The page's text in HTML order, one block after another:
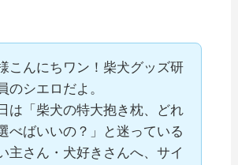
こんにちワン！柴犬グッズ研
のシエロだよ。
は「柴犬の特大抱き枕、どれ
べばいいの？」と迷っている
主さん・犬好きさんへ、サイ